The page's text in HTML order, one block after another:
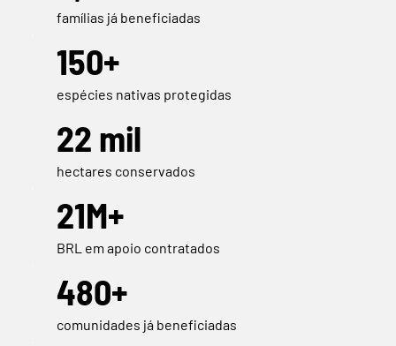
famílias já beneficiadas
150+
espécies nativas protegidas
22 mil
hectares conservados
21M+
BRL em apoio contratados
480+
comunidades já beneficiadas